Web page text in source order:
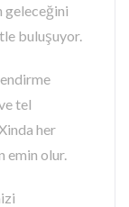
geleceğini
buluşuyor.
tel
her
emin olur.